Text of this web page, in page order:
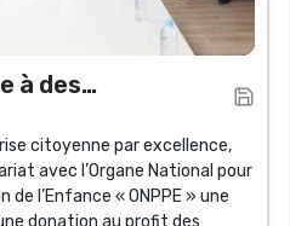
à des
citoyenne par excellence,
avec l’Organe National pour
l’Enfance « ONPPE » une
donation au profit des